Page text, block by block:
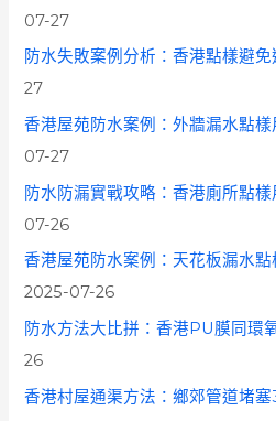
07-27
防水失敗案例分析：香港點樣避免
27
香港屋苑防水案例：外牆漏水點樣
07-27
防水防漏實戰攻略：香港廁所點樣
07-26
香港屋苑防水案例：天花板漏水點
2025-07-26
防水方法大比拼：香港PU膜同環
26
香港村屋通渠方法：鄉郊管道堵